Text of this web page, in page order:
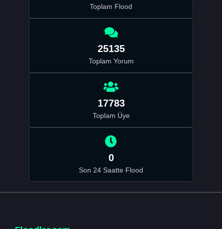
Toplam Flood
25135
Toplam Yorum
17783
Toplam Üye
0
Son 24 Saatte Flood